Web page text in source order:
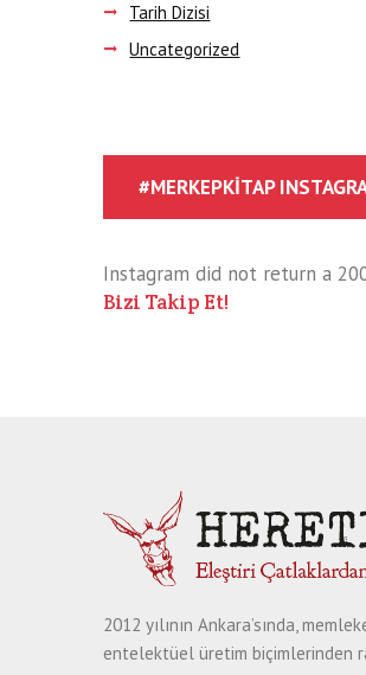
Tarih Dizisi
Uncategorized
#MERKEPKITAP
Instagram did not return a
Bizi Takip Et!
2012 yılının Ankara’sında,
entelektüel üretim biçimlerinden